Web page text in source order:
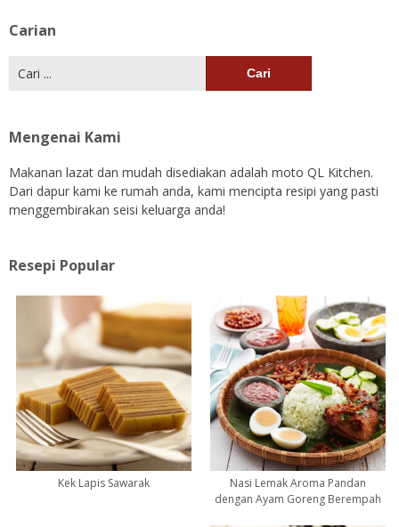
Carian
Mengenai Kami
Makanan lazat dan mudah disediakan adalah moto QL Kitchen.
Dari dapur kami ke rumah anda, kami mencipta resipi yang pasti
menggembirakan seisi keluarga anda!
Resepi Popular
Kek Lapis Sawarak
Nasi Lemak Aroma Pandan
dengan Ayam Goreng Berempah